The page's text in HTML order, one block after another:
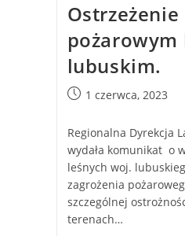
lubuskim.
1 czerwca, 2023
Regionalna Dyrekcja
wydała komunikat o
leśnych woj.
zagrożenia
szczególnej
terenach…